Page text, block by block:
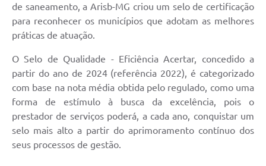
de saneamento, a Arisb-MG criou um selo de certificação
para reconhecer os municípios que adotam as melhores
práticas de atuação.
O Selo de Qualidade - Eficiência Acertar, concedido a
partir do ano de 2024 (referência 2022), é categorizado
com base na nota média obtida pelo regulado, como uma
forma de estímulo à busca da excelência, pois o
prestador de serviços poderá, a cada ano, conquistar um
selo mais alto a partir do aprimoramento contínuo dos
seus processos de gestão.